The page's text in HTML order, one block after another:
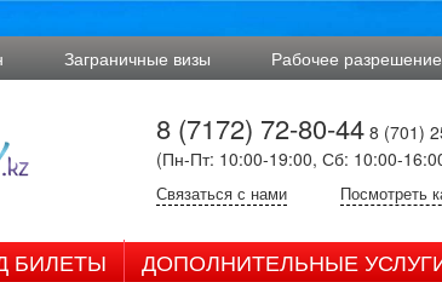
Заграничные визы Рабочее разрешение
8 (7172) 72-80-44 8 (701)
(Пн-Пт: 10:00-19:00, Сб: 10:00-
Связаться с нами Посмотреть
БИЛЕТЫ ДОПОЛНИТЕЛЬНЫЕ